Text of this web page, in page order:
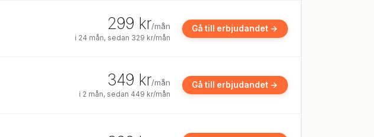
299 kr/mån
i 24 mån, sedan 329 kr/mån
Gå till erbjudandet →
349 kr/mån
i 2 mån, sedan 449 kr/mån
Gå till erbjudandet →